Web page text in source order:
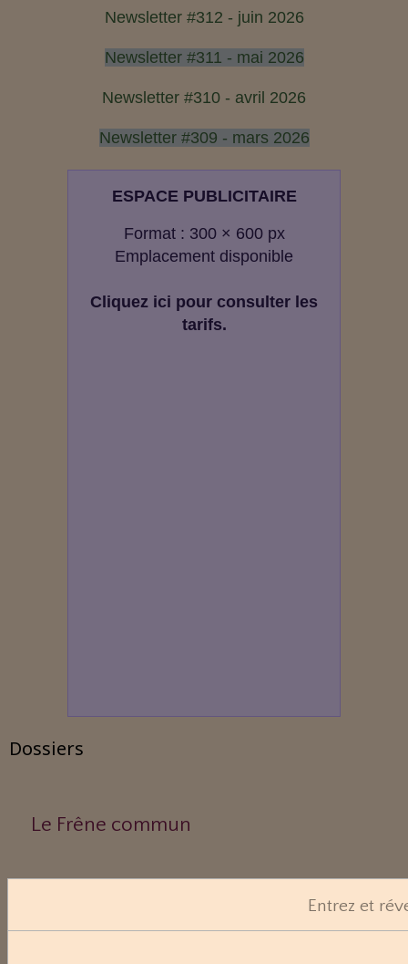
Newsletter #312 - juin 2026
Newsletter #311 - mai 2026
Newsletter #310 - avril 2026
Newsletter #309 - mars 2026
ESPACE PUBLICITAIRE
Format : 300 × 600 px
Emplacement disponible
Cliquez ici pour consulter les
tarifs.
Dossiers
Le Frêne commun
Entrez et